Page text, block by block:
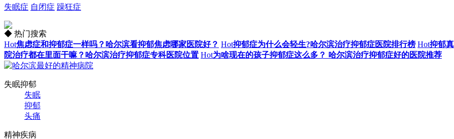
失眠症 自闭症 躁狂症
◆ 热门搜索
Hot焦虑症和抑郁症一样吗？哈尔滨看抑郁焦虑哪家医院好？ Hot抑郁症为什么会轻生?哈尔滨治疗抑郁症医院排行榜 Hot抑郁
院治疗都在里面干嘛？哈尔滨治疗抑郁症专科医院位置 Hot为啥现在的孩子抑郁症这么多？ 哈尔滨治疗抑郁症好的医院推荐
失眠抑郁
失眠
抑郁
头痛
精神疾病